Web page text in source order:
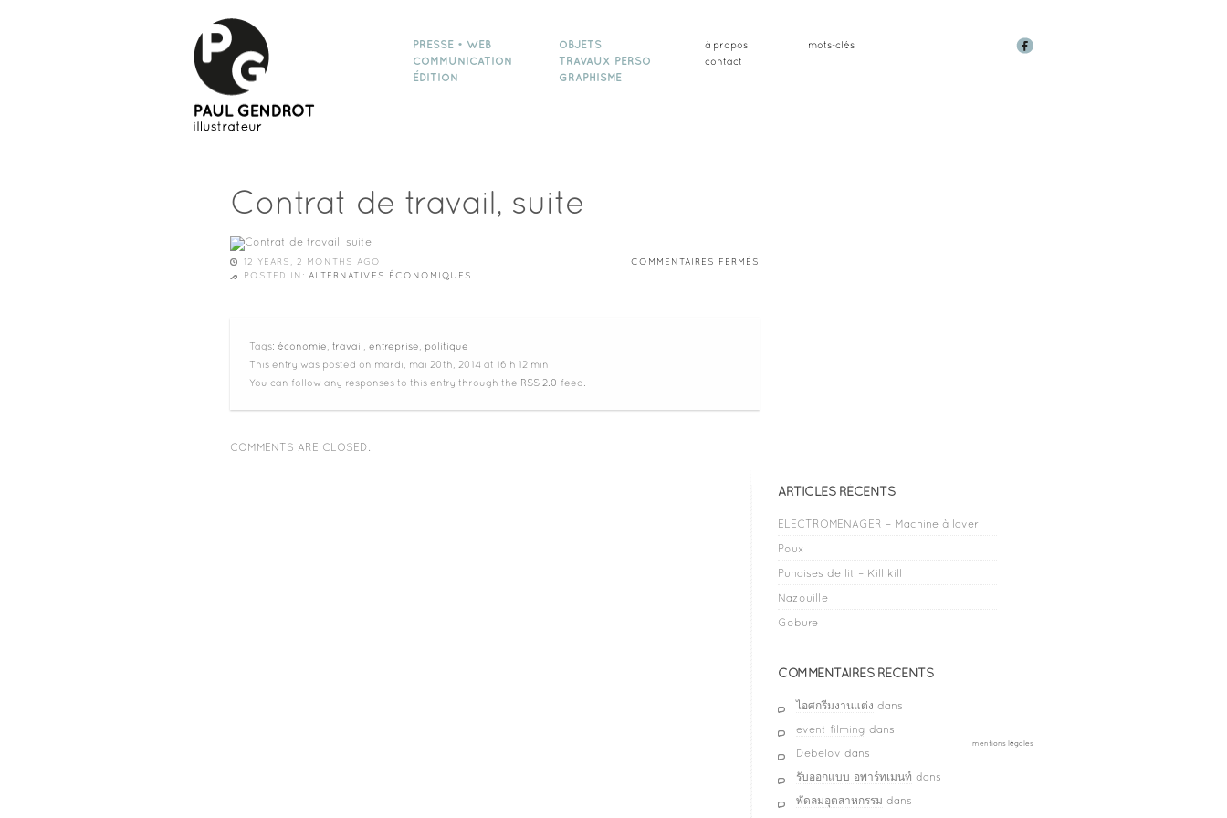
PRESSE • WEB
COMMUNICATION
ÉDITION
OBJETS
TRAVAUX PERSO
GRAPHISME
à propos
contact
mots-clés
Contrat de travail, suite
12 YEARS, 2 MONTHS AGO COMMENTAIRES FERMÉS
POSTED IN: ALTERNATIVES ÉCONOMIQUES
Tags: économie travail entreprise
politique
This entry was posted on mardi, mai 20th, 2014 at 16 h 12 min
You can follow any responses to this entry through the RSS 2.0 feed.
COMMENTS ARE CLOSED.
ARTICLES RÉCENTS
ELECTROMENAGER – Machine à laver
Poux
Punaises de lit – Kill kill !
Nazouille
Gobure
COMMENTAIRES RÉCENTS
ไอศกรีมงานแต่ง dans
event filming dans
Debelov dans
รับออกแบบ อพาร์ทเมนท์ dans
พัดลมอุตสาหกรรม dans
mentions légales